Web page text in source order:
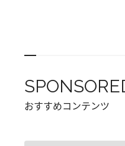
おすすめコンテンツ